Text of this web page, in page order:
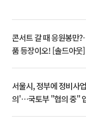
콘서트 갈 때 응원봉만
품 등장이오! [솔드아웃]
서울시, 정부에 정비사
의'⋯국토부 "협의 중"